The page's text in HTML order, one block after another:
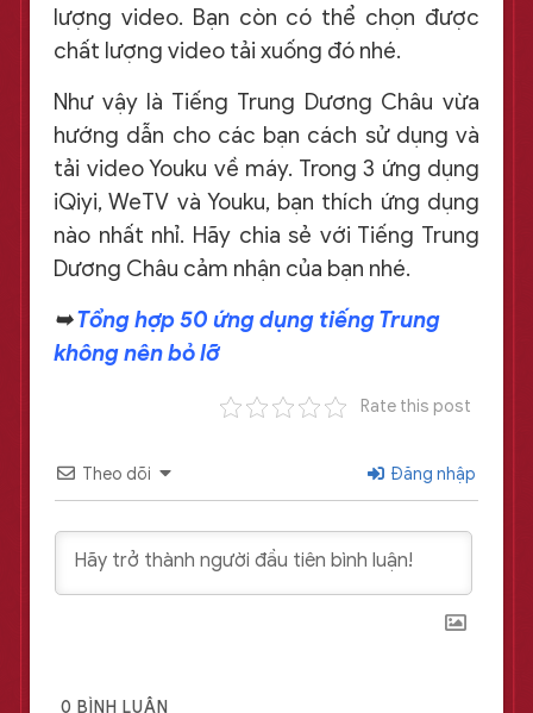
lượng video. Bạn còn có thể chọn được
chất lượng video tải xuống đó nhé.
Như vậy là Tiếng Trung Dương Châu vừa
hướng dẫn cho các bạn cách sử dụng và
tải video Youku về máy. Trong 3 ứng dụng
iQiyi, WeTV và Youku, bạn thích ứng dụng
nào nhất nhỉ. Hãy chia sẻ với Tiếng Trung
Dương Châu cảm nhận của bạn nhé.
➥Tổng hợp 50 ứng dụng tiếng Trung
không nên bỏ lỡ
Rate this post
Theo dõi Đăng nhập
0 BÌNH LUẬN